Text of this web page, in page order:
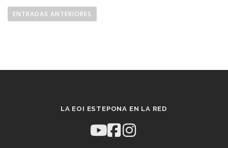
aENTRADAS ANTERIORES
LA EOI ESTEPONA EN LA RED